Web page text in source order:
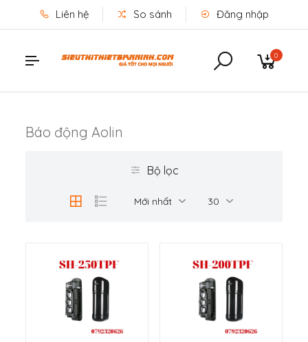
Liên hệ So sánh Đăng nhập
0
Báo động Aolin
Bộ lọc
Mới nhất 30